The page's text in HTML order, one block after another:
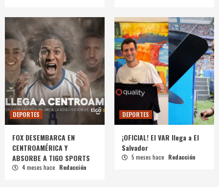
DEPORTES
FOX DESEMBARCA EN
CENTROAMÉRICA Y
ABSORBE A TIGO SPORTS
4 meses hace Redacción
DEPORTES
¡OFICIAL! El VAR llega a El
Salvador
5 meses hace Redacción